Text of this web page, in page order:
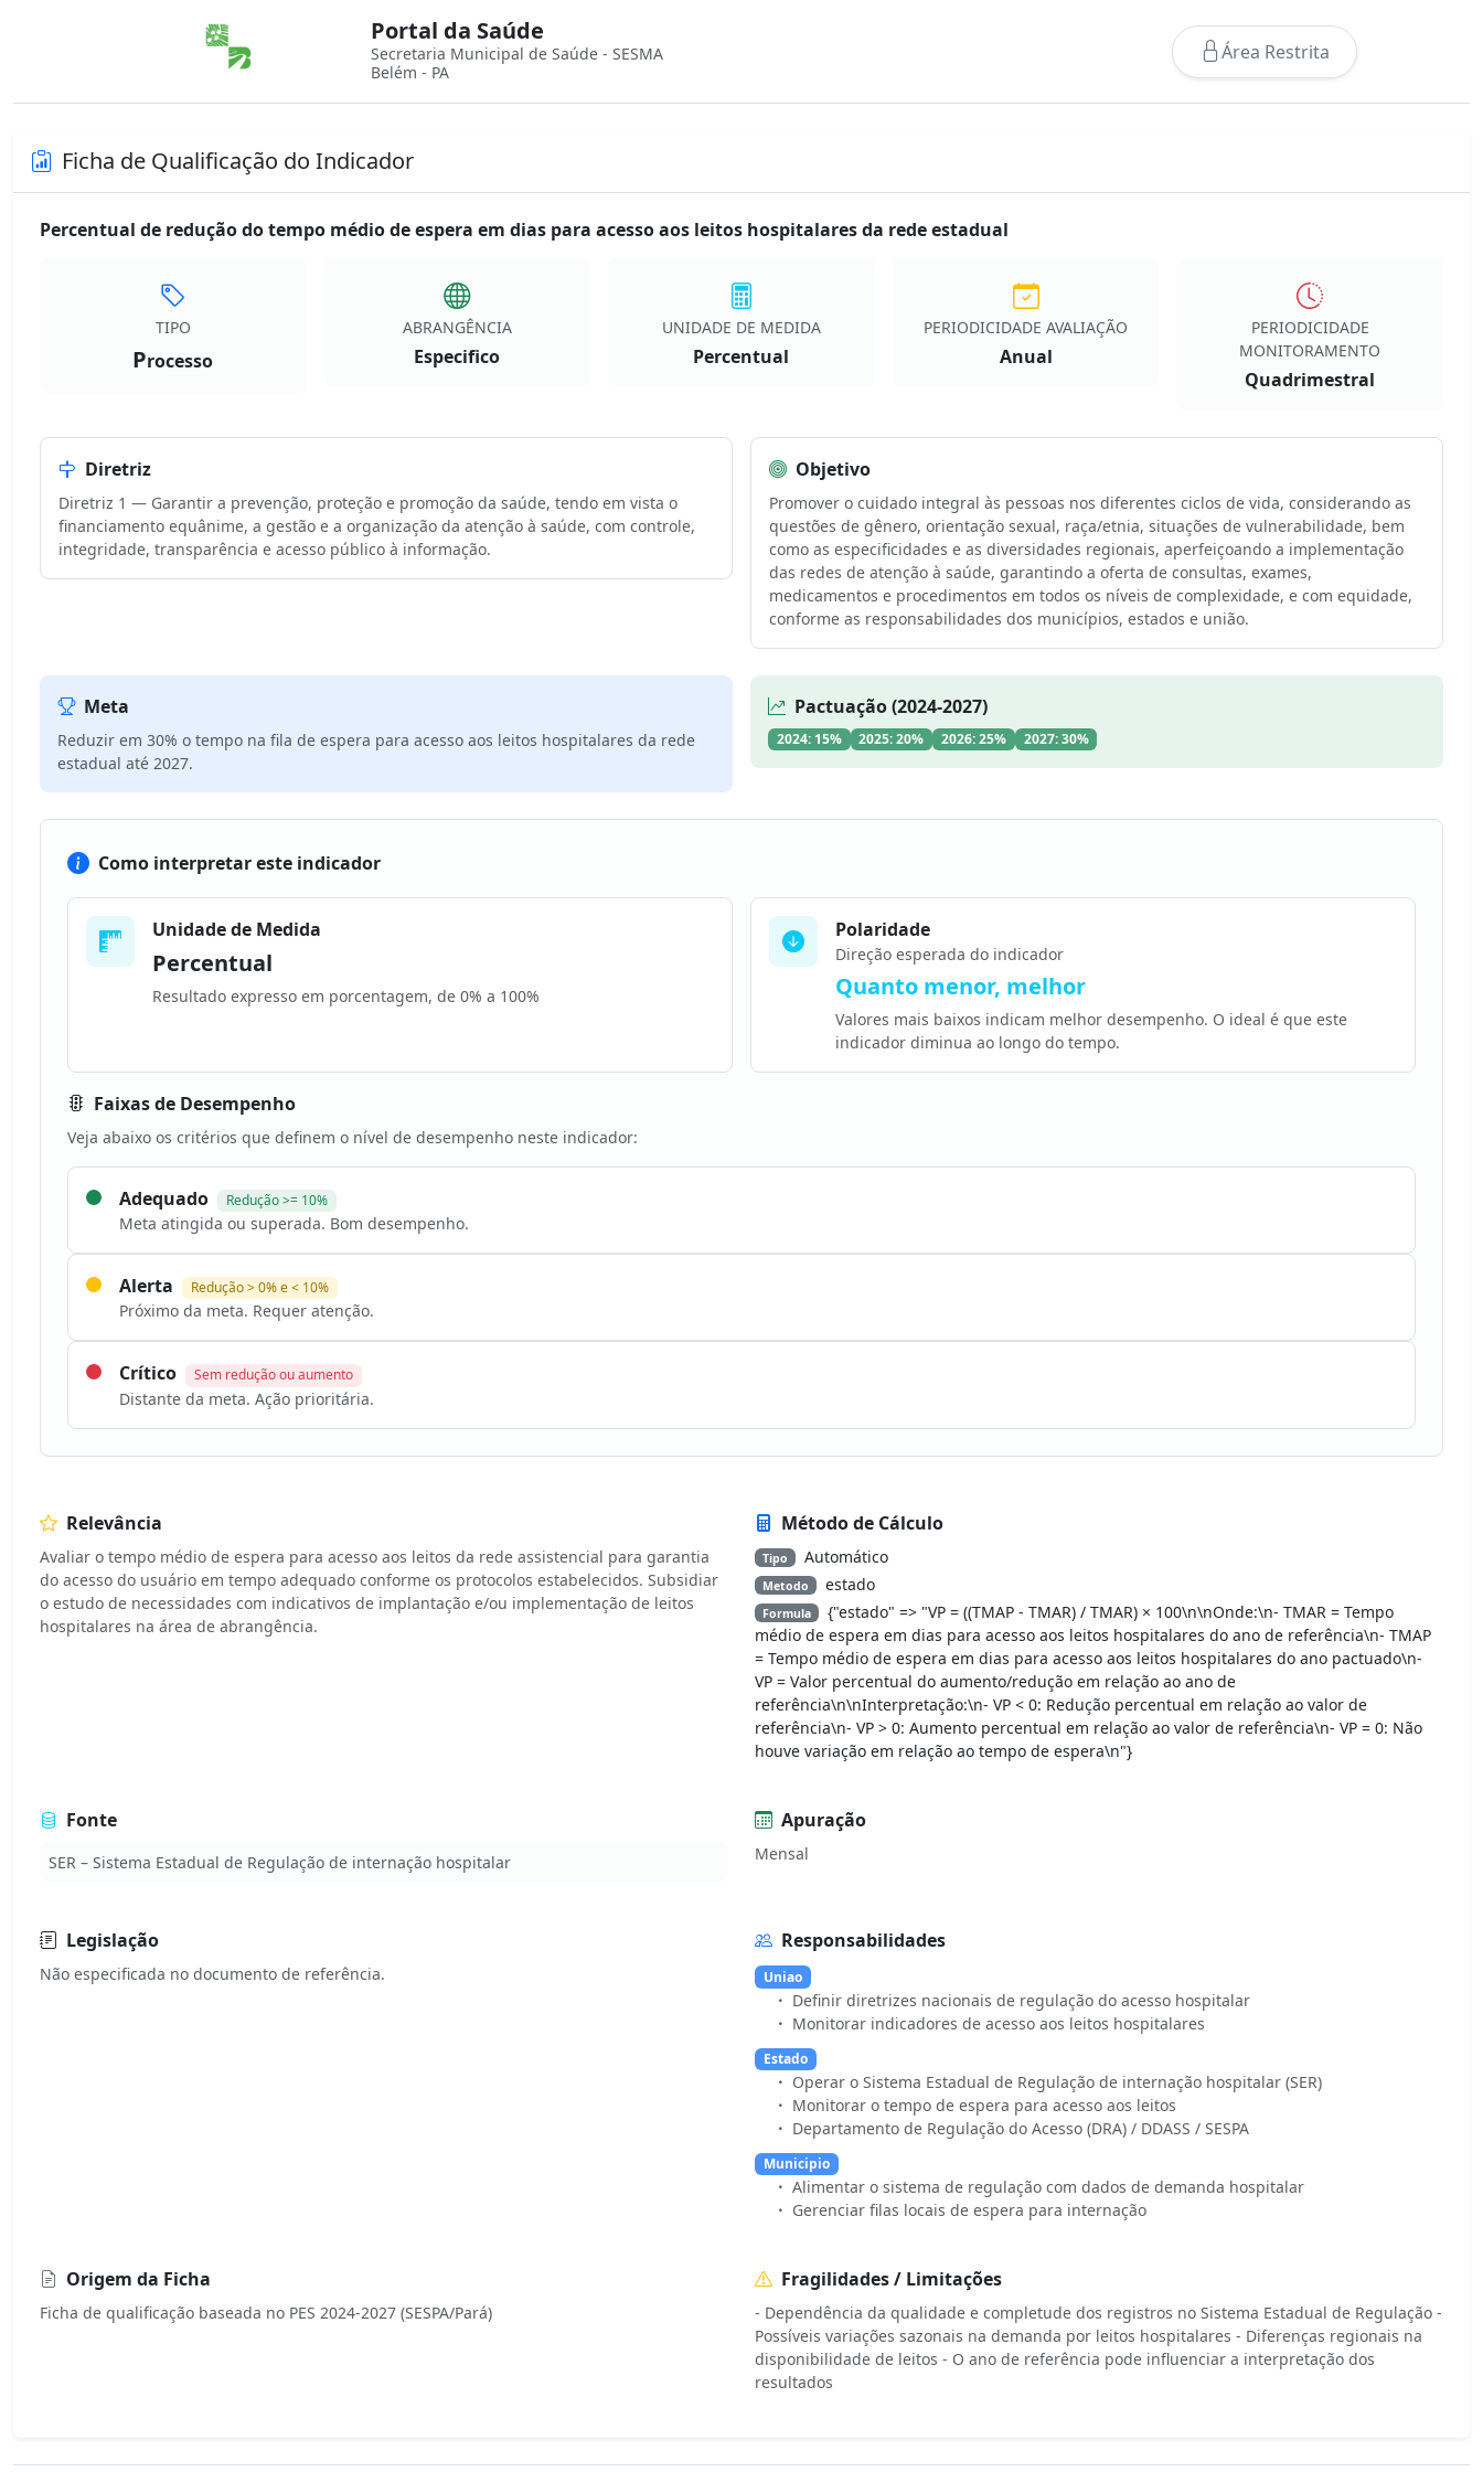
Portal da Saúde
Secretaria Municipal de Saúde - SESMA
Belém - PA
Área Restrita
Ficha de Qualificação do Indicador
Percentual de redução do tempo médio de espera em dias para acesso aos leitos hospitalares da rede estadual
TIPO
Processo
ABRANGÊNCIA
Especifico
UNIDADE DE MEDIDA
Percentual
PERIODICIDADE AVALIAÇÃO
Anual
PERIODICIDADE
MONITORAMENTO
Quadrimestral
Diretriz
Diretriz 1 — Garantir a prevenção, proteção e promoção da saúde, tendo em vista o
financiamento equânime, a gestão e a organização da atenção à saúde, com controle,
integridade, transparência e acesso público à informação.
Objetivo
Promover o cuidado integral às pessoas nos diferentes ciclos de vida, considerando as
questões de gênero, orientação sexual, raça/etnia, situações de vulnerabilidade, bem
como as especificidades e as diversidades regionais, aperfeiçoando a implementação
das redes de atenção à saúde, garantindo a oferta de consultas, exames,
medicamentos e procedimentos em todos os níveis de complexidade, e com equidade,
conforme as responsabilidades dos municípios, estados e união.
Meta
Reduzir em 30% o tempo na fila de espera para acesso aos leitos hospitalares da rede
estadual até 2027.
Pactuação (2024-2027)
2024: 15% 2025: 20% 2026: 25% 2027: 30%
Como interpretar este indicador
Unidade de Medida
Percentual
Resultado expresso em porcentagem, de 0% a 100%
Polaridade
Direção esperada do indicador
Quanto menor, melhor
Valores mais baixos indicam melhor desempenho. O ideal é que este
indicador diminua ao longo do tempo.
Faixas de Desempenho
Veja abaixo os critérios que definem o nível de desempenho neste indicador:
Adequado Redução >= 10%
Meta atingida ou superada. Bom desempenho.
Alerta Redução > 0% e < 10%
Próximo da meta. Requer atenção.
Crítico Sem redução ou aumento
Distante da meta. Ação prioritária.
Relevância
Avaliar o tempo médio de espera para acesso aos leitos da rede assistencial para garantia
do acesso do usuário em tempo adequado conforme os protocolos estabelecidos. Subsidiar
o estudo de necessidades com indicativos de implantação e/ou implementação de leitos
hospitalares na área de abrangência.
Método de Cálculo
Tipo Automático
Metodo estado
Formula
{"estado" => "VP = ((TMAP - TMAR) / TMAR) × 100\n\nOnde:\n- TMAR = Tempo
médio de espera em dias para acesso aos leitos hospitalares do ano de referência\n- TMAP
= Tempo médio de espera em dias para acesso aos leitos hospitalares do ano pactuado\n-
VP = Valor percentual do aumento/redução em relação ao ano de
referência\n\nInterpretação:\n- VP < 0: Redução percentual em relação ao valor de
referência\n- VP > 0: Aumento percentual em relação ao valor de referência\n- VP = 0: Não
houve variação em relação ao tempo de espera\n"}
Fonte
SER – Sistema Estadual de Regulação de internação hospitalar
Apuração
Mensal
Legislação Responsabilidades
Uniao
Definir diretrizes nacionais de regulação do acesso hospitalar
Monitorar indicadores de acesso aos leitos hospitalares
Estado
Operar o Sistema Estadual de Regulação de internação hospitalar (SER)
Monitorar o tempo de espera para acesso aos leitos
Departamento de Regulação do Acesso (DRA) / DDASS / SESPA
Municipio
Alimentar o sistema de regulação com dados de demanda hospitalar
Gerenciar filas locais de espera para internação
Origem da Ficha
Ficha de qualificação baseada no PES 2024-2027 (SESPA/Pará)
Fragilidades / Limitações
- Dependência da qualidade e completude dos registros no Sistema Estadual de Regulação -
Possíveis variações sazonais na demanda por leitos hospitalares - Diferenças regionais na
disponibilidade de leitos - O ano de referência pode influenciar a interpretação dos
resultados